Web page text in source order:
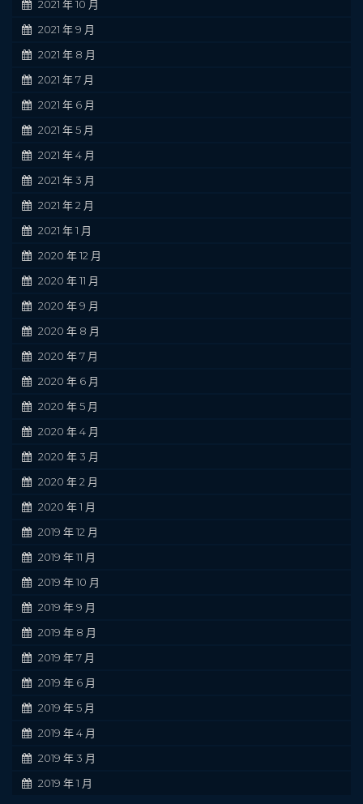
2021 年 10 月
2021 年 9 月
2021 年 8 月
2021 年 7 月
2021 年 6 月
2021 年 5 月
2021 年 4 月
2021 年 3 月
2021 年 2 月
2021 年 1 月
2020 年 12 月
2020 年 11 月
2020 年 9 月
2020 年 8 月
2020 年 7 月
2020 年 6 月
2020 年 5 月
2020 年 4 月
2020 年 3 月
2020 年 2 月
2020 年 1 月
2019 年 12 月
2019 年 11 月
2019 年 10 月
2019 年 9 月
2019 年 8 月
2019 年 7 月
2019 年 6 月
2019 年 5 月
2019 年 4 月
2019 年 3 月
2019 年 1 月